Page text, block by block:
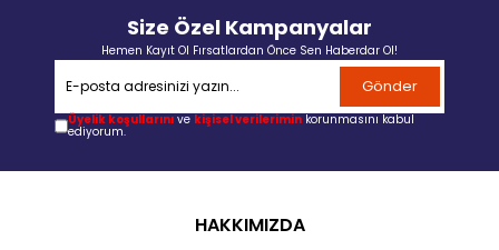
Size Özel Kampanyalar
Hemen Kayıt Ol Fırsatlardan Önce Sen Haberdar Ol!
Gönder
Üyelik koşullarını ve kişisel verilerimin korunmasını kabul
ediyorum.
HAKKIMIZDA